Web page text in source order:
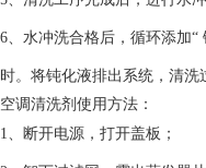
6、水冲洗合格后，循环添加
时。将钝化液排出系统，清洗
空调清洗剂使用方法：
1、断开电源，打开盖板；